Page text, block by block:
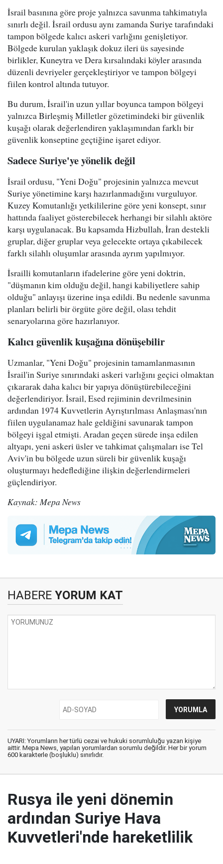
İsrail basınına göre proje yalnızca savunma tahkimatıyla
sınırlı değil. İsrail ordusu aynı zamanda Suriye tarafındaki
tampon bölgede kalıcı askeri varlığını genişletiyor.
Bölgede kurulan yaklaşık dokuz ileri üs sayesinde
birlikler, Kuneytra ve Dera kırsalındaki köyler arasında
düzenli devriyeler gerçekleştiriyor ve tampon bölgeyi
fiilen kontrol altında tutuyor.
Bu durum, İsrail'in uzun yıllar boyunca tampon bölgeyi
yalnızca Birleşmiş Milletler gözetimindeki bir güvenlik
kuşağı olarak değerlendiren yaklaşımından farklı bir
güvenlik konseptine geçtiğine işaret ediyor.
Sadece Suriye'ye yönelik değil
İsrail ordusu, "Yeni Doğu" projesinin yalnızca mevcut
Suriye yönetimine karşı hazırlanmadığını vurguluyor.
Kuzey Komutanlığı yetkililerine göre yeni konsept, sınır
hattında faaliyet gösterebilecek herhangi bir silahlı aktöre
karşı uygulanacak. Bu kapsamda Hizbullah, İran destekli
gruplar, diğer gruplar veya gelecekte ortaya çıkabilecek
farklı silahlı oluşumlar arasında ayrım yapılmıyor.
İsrailli komutanların ifadelerine göre yeni doktrin,
"düşmanın kim olduğu değil, hangi kabiliyetlere sahip
olduğu" anlayışı üzerine inşa edildi. Bu nedenle savunma
planları belirli bir örgüte göre değil, olası tehdit
senaryolarına göre hazırlanıyor.
Kalıcı güvenlik kuşağına dönüşebilir
Uzmanlar, "Yeni Doğu" projesinin tamamlanmasının
İsrail'in Suriye sınırındaki askeri varlığını geçici olmaktan
çıkararak daha kalıcı bir yapıya dönüştürebileceğini
değerlendiriyor. İsrail, Esed rejiminin devrilmesinin
ardından 1974 Kuvvetlerin Ayrıştırılması Anlaşması'nın
fiilen uygulanamaz hale geldiğini savunarak tampon
bölgeyi işgal etmişti. Aradan geçen sürede inşa edilen
altyapı, yeni askeri üsler ve tahkimat çalışmaları ise Tel
Aviv'in bu bölgede uzun süreli bir güvenlik kuşağı
oluşturmayı hedeflediğine ilişkin değerlendirmeleri
güçlendiriyor.
Kaynak: Mepa News
HABERE YORUM KAT
UYARI: Yorumların her türlü cezai ve hukuki sorumluluğu yazan kişiye
aittir. Mepa News, yapılan yorumlardan sorumlu değildir. Her bir yorum
600 karakterle (boşluklu) sınırlıdır.
Rusya ile yeni dönemin
ardından Suriye Hava
Kuvvetleri'nde hareketlilik